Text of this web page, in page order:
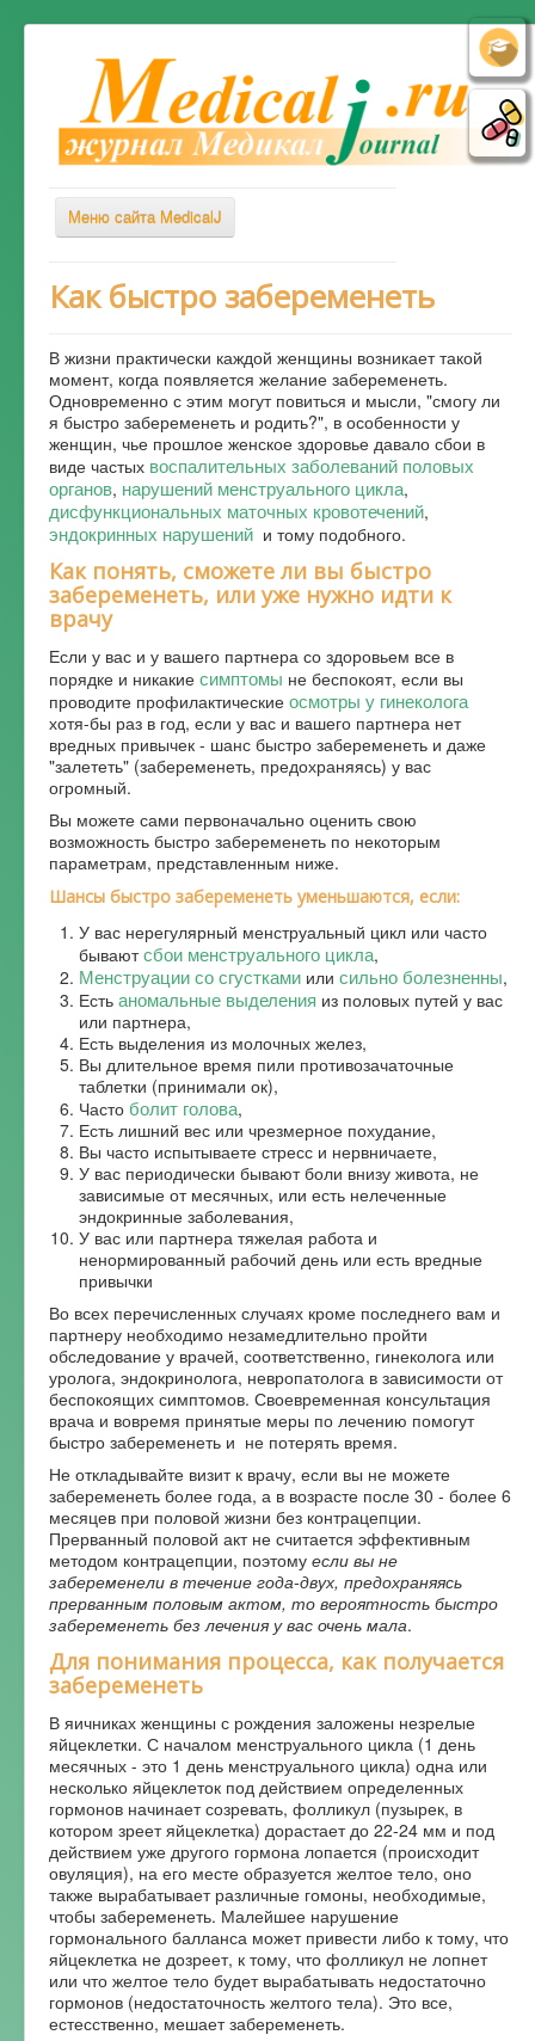
Меню сайта MedicalJ
Весь Медикал
Заболевания
Диагностика
Лечение
Советы врача
Альтернативная медицина
Форум
Как быстро забеременеть
В жизни практически каждой женщины возникает такой
момент, когда появляется желание забеременеть.
Одновременно с этим могут повиться и мысли, "смогу ли
я быстро забеременеть и родить?", в особенности у
женщин, чье прошлое женское здоровье давало сбои в
виде частых воспалительных заболеваний половых
органов, нарушений менструального цикла,
дисфункциональных маточных кровотечений,
эндокринных нарушений и тому подобного.
Как понять, сможете ли вы быстро
забеременеть, или уже нужно идти к
врачу
Если у вас и у вашего партнера со здоровьем все в
порядке и никакие симптомы не беспокоят, если вы
проводите профилактические осмотры у гинеколога
хотя-бы раз в год, если у вас и вашего партнера нет
вредных привычек - шанс быстро забеременеть и даже
"залететь" (забеременеть, предохраняясь) у вас
огромный.
Вы можете сами первоначально оценить свою
возможность быстро забеременеть по некоторым
параметрам, представленным ниже.
Шансы быстро забеременеть уменьшаются, если:
У вас нерегулярный менструальный цикл или часто
бываютсбои менструального цикла,
Менструации со сгустками или сильно болезненны,
Есть аномальные выделения из половых путей у вас
или партнера,
Есть выделения из молочных желез,
Вы длительное время пили противозачаточные
таблетки (принимали ок),
Часто болит голова,
Есть лишний вес или чрезмерное похудание,
Вы часто испытываете стресс и нервничаете,
У вас периодически бывают боли внизу живота, не
зависимые от месячных, или есть нелеченные
эндокринные заболевания,
У вас или партнера тяжелая работа и
ненормированный рабочий день или есть вредные
привычки
Во всех перечисленных случаях кроме последнего вам и
партнеру необходимо незамедлительно пройти
обследование у врачей, соответственно, гинеколога или
уролога, эндокринолога, невропатолога в зависимости от
беспокоящих симптомов. Своевременная консультация
врача и вовремя принятые меры по лечению помогут
быстро забеременеть и не потерять время.
Не откладывайте визит к врачу, если вы не можете
забеременеть более года, а в возрасте после 30 - более 6
месяцев при половой жизни без контрацепции.
Прерванный половой акт не считается эффективным
методом контрацепции, поэтому если вы не
забеременели в течение года-двух, предохраняясь
прерванным половым актом, то вероятность быстро
забеременеть без лечения у вас очень мала.
Для понимания процесса, как получается
забеременеть
В яичниках женщины с рождения заложены незрелые
яйцеклетки. С началом менструального цикла (1 день
месячных - это 1 день менструального цикла) одна или
несколько яйцеклеток под действием определенных
гормонов начинает созревать, фолликул (пузырек, в
котором зреет яйцеклетка) дорастает до 22-24 мм и под
действием уже другого гормона лопается (происходит
овуляция), на его месте образуется желтое тело, оно
также вырабатывает различные гомоны, необходимые,
чтобы забеременеть. Малейшее нарушение
гормонального балланса может привести либо к тому, что
яйцеклетка не дозреет, к тому, что фолликул не лопнет
или что желтое тело будет вырабатывать недостаточно
гормонов (недостаточность желтого тела). Это все,
естесственно, мешает забеременеть.